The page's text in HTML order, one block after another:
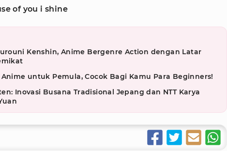
of you i shine
Kenshin, Anime Bergenre Action dengan Latar
Anime untuk Pemula, Cocok Bagi Kamu Para Beginners!
Inovasi Busana Tradisional Jepang dan NTT Karya